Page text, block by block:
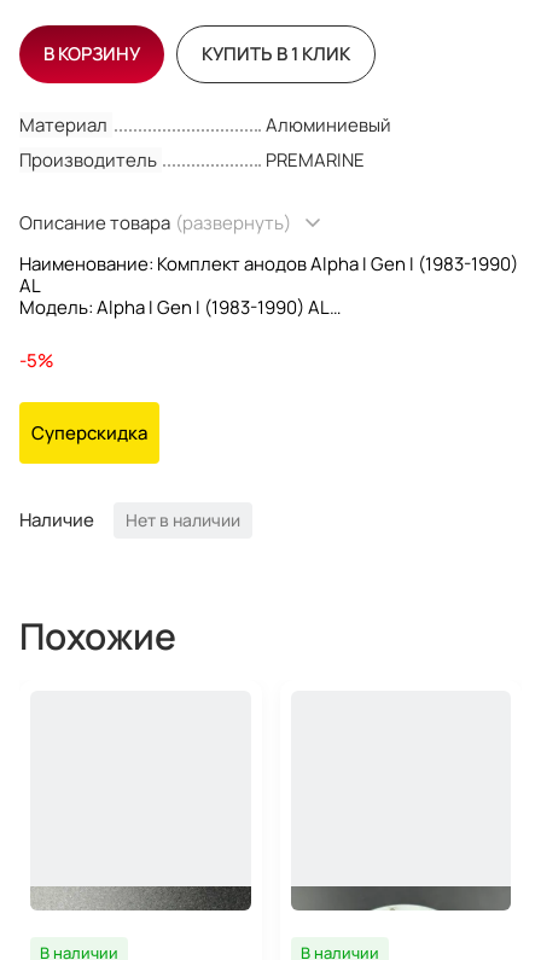
Материал
Алюминиевый
Производитель
PREMARINE
Описание товара (развернуть)
Наименование: Комплект анодов Alpha I Gen I (1983-1990)
AL
Модель: Alpha I Gen I (1983-1990) AL
Материал: Алюминиевый
Производитель: MARTYR
31640 X 1
821631 X 1
-5%
Суперскидка
Наличие Нет в наличии
В КОРЗИНУ КУПИТЬ В 1 КЛИК
Похожие
В наличии
В наличии